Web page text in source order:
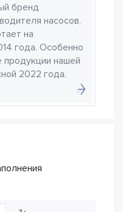
бренд
насосов,
на
года. Особенно
продукции нашей
2022 года.